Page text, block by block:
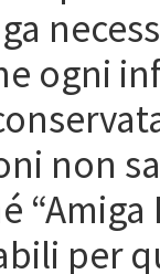
ogni
non
per